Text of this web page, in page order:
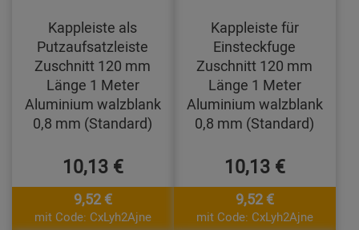
Kappleiste als
Putzaufsatzleiste
Zuschnitt 120 mm
Länge 1 Meter
Aluminium walzblank
0,8 mm (Standard)
10,13 €
9,52 €
mit Code: CxLyh2Ajne
Kappleiste für
Einsteckfuge
Zuschnitt 120 mm
Länge 1 Meter
Aluminium walzblank
0,8 mm (Standard)
10,13 €
9,52 €
mit Code: CxLyh2Ajne